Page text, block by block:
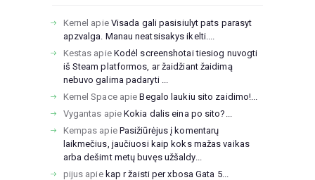
Kernel apie Visada gali pasisiulyt pats parasyt
apzvalga. Manau neatsisakys ikelti....
Kestas apie Kodėl screenshotai tiesiog nuvogti
iš Steam platformos, ar žaidžiant žaidimą
nebuvo galima padaryti ...
Kernel SpaceapieBegalo laukiu sito zaidimo!...
Vygantas apieKokia dalis eina po sito?...
Kempas apie Pasižiūrėjus į komentarų
laikmečius, jaučiuosi kaip koks mažas vaikas
arba dešimt metų buvęs užšaldy...
pijus apie kap r žaisti per xbosa Gata 5...